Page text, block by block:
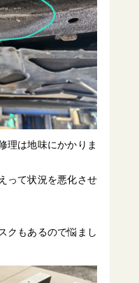
理は地味にかかりま
って状況を悪化させ
クもあるので悩まし